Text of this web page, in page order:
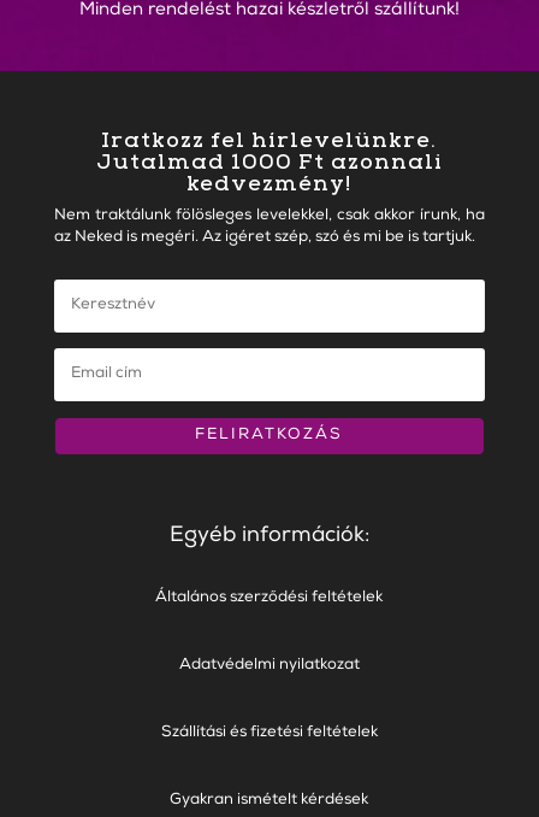
Minden rendelést hazai készletről szállítunk!
Iratkozz fel hírlevelünkre.
Jutalmad 1000 Ft azonnali
kedvezmény!
Nem traktálunk fölösleges levelekkel, csak akkor írunk, ha
az Neked is megéri. Az igéret szép, szó és mi be is tartjuk.
FELIRATKOZÁS
Egyéb információk:
Általános szerződési feltételek
Adatvédelmi nyilatkozat
Szállítási és fizetési feltételek
Gyakran ismételt kérdések